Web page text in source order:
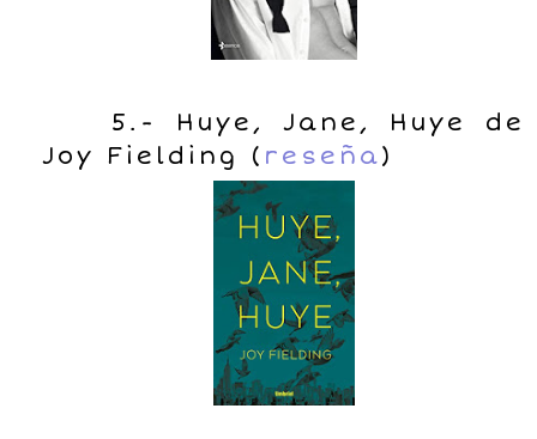
5.- Huye, Jane, Huye de
Joy Fielding ( reseña)